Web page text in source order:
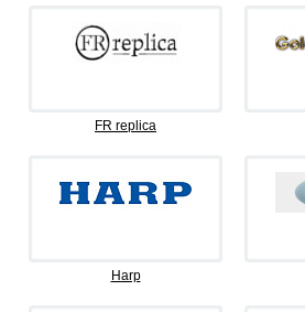
FR replica
Harp